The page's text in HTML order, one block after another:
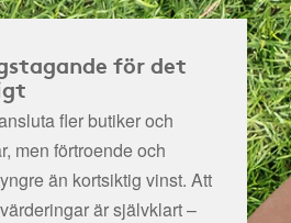
för det
fler butiker och
men förtroende och
än kortsiktig vinst. Att
är självklart –